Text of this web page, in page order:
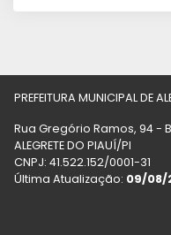
PREFEITURA MUNICIPAL DE
Rua Gregório Ramos, 94 -
ALEGRETE DO PIAUÍ/PI
CNPJ: 41.522.152/0001-31
Última Atualização: 09/08/